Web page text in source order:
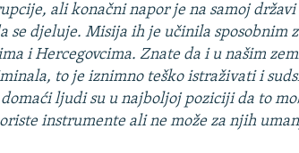
ali konačni napor je na samoj
se djeluje. Misija ih je učinila sposobnim
i Hercegovcima. Znate da i u našim
to je iznimno teško istraživati i
ljudi su u najboljoj poziciji da to
instrumente ali ne može za njih